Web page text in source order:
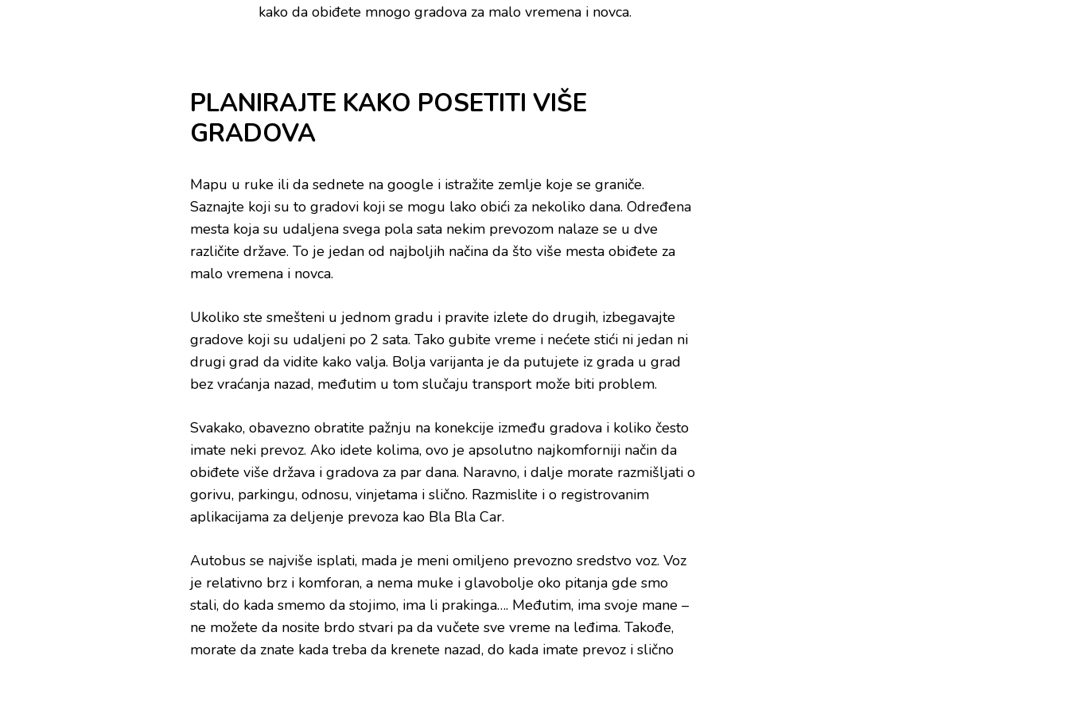
kako da obiđete mnogo gradova za malo vremena i novca.
PLANIRAJTE KAKO POSETITI VIŠE
GRADOVA
Mapu u ruke ili da sednete na google i istražite zemlje koje se graniče.
Saznajte koji su to gradovi koji se mogu lako obići za nekoliko dana. Određena
mesta koja su udaljena svega pola sata nekim prevozom nalaze se u dve
različite države. To je jedan od najboljih načina da što više mesta obiđete za
malo vremena i novca.
Ukoliko ste smešteni u jednom gradu i pravite izlete do drugih, izbegavajte
gradove koji su udaljeni po 2 sata. Tako gubite vreme i nećete stići ni jedan ni
drugi grad da vidite kako valja. Bolja varijanta je da putujete iz grada u grad
bez vraćanja nazad, međutim u tom slučaju transport može biti problem.
Svakako, obavezno obratite pažnju na konekcije između gradova i koliko često
imate neki prevoz. Ako idete kolima, ovo je apsolutno najkomforniji način da
obiđete više država i gradova za par dana. Naravno, i dalje morate razmišljati o
gorivu, parkingu, odnosu, vinjetama i slično. Razmislite i o registrovanim
aplikacijama za deljenje prevoza kao Bla Bla Car.
Autobus se najviše isplati, mada je meni omiljeno prevozno sredstvo voz. Voz
je relativno brz i komforan, a nema muke i glavobolje oko pitanja gde smo
stali, do kada smemo da stojimo, ima li prakinga…. Međutim, ima svoje mane –
ne možete da nosite brdo stvari pa da vučete sve vreme na leđima. Takođe,
morate da znate kada treba da krenete nazad, do kada imate prevoz i slično